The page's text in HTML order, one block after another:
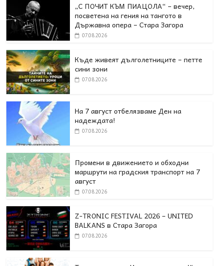
„С ПОЧИТ КЪМ ПИАЦОЛА“ – вечер,
посветена на гения на тангото в
Държавна опера – Стара Загора
07.08.2026
Къде живеят дълголетниците – петте
сини зони
07.08.2026
На 7 август отбелязваме Ден на
надеждата!
07.08.2026
Промени в движението и обходни
маршрути на градския транспорт на 7
август
07.08.2026
Z-TRONIC FESTIVAL 2026 – UNITED
BALKANS в Стара Загора
07.08.2026